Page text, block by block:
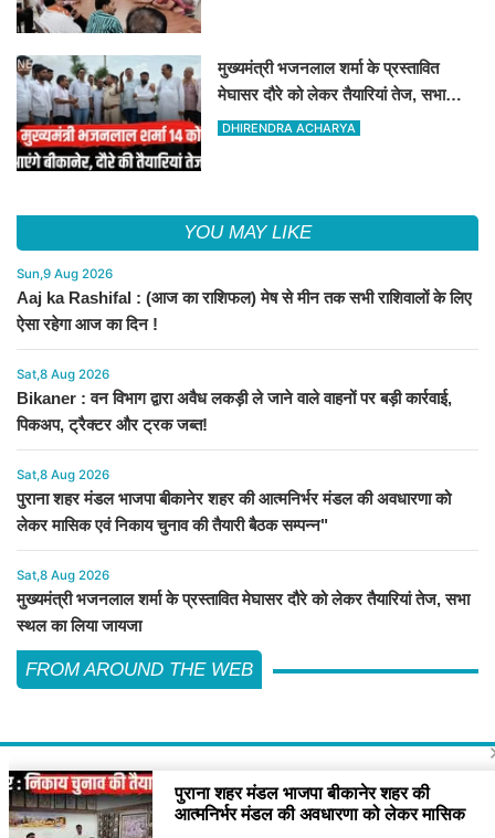
मुख्यमंत्री भजनलाल शर्मा के प्रस्तावित
मेघासर दौरे को लेकर तैयारियां तेज, सभा
स्थल का लिया जायजा
DHIRENDRA ACHARYA
YOU MAY LIKE
Sun,9 Aug 2026
Aaj ka Rashifal : (आज का राशिफल) मेष से मीन तक सभी राशिवालों के लिए
ऐसा रहेगा आज का दिन !
Sat,8 Aug 2026
Bikaner : वन विभाग द्वारा अवैध लकड़ी ले जाने वाले वाहनों पर बड़ी कार्रवाई,
पिकअप, ट्रैक्टर और ट्रक जब्त!
Sat,8 Aug 2026
पुराना शहर मंडल भाजपा बीकानेर शहर की आत्मनिर्भर मंडल की अवधारणा को
लेकर मासिक एवं निकाय चुनाव की तैयारी बैठक सम्पन्न"
Sat,8 Aug 2026
मुख्यमंत्री भजनलाल शर्मा के प्रस्तावित मेघासर दौरे को लेकर तैयारियां तेज, सभा
स्थल का लिया जायजा
FROM AROUND THE WEB